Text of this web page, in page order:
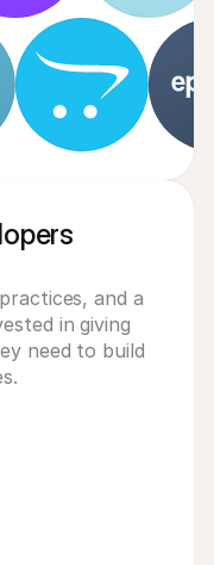
and a
in giving
need to build